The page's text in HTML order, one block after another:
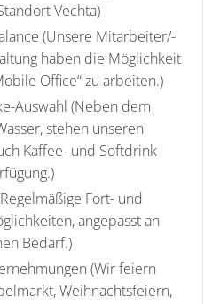
Vechta)
(Unsere Mitarbeiter/-
haben die Möglichkeit
Office“ zu arbeiten.)
Auswahl (Neben dem
stehen unseren
Kaffee- und Softdrink
Fort- und
angepasst an
Bedarf.)
(Wir feiern
Weihnachtsfeiern,